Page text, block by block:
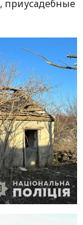
приусадебные